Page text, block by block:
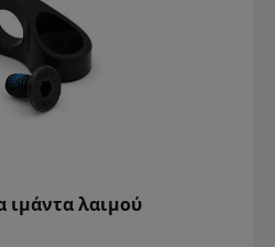
ιμάντα λαιμού